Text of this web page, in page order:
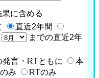
に含める
直近2年間
までの直近2年
発言・RTともに
本
み
RTのみ